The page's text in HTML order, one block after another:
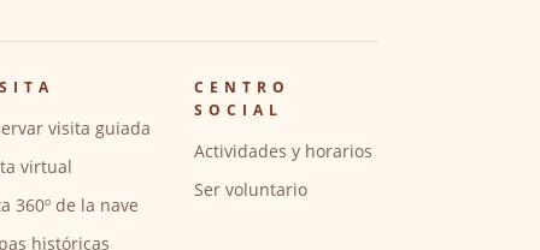
visita guiada
virtual
360º de la nave
históricas
CENTRO
SOCIAL
Actividades y horarios
Ser voluntario